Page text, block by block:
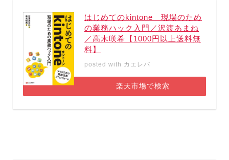
はじめてのkintone 現場のため
の業務ハック入門／沢渡あまね
／高木咲希【1000円以上送料無
料】
posted with カエレバ
楽天市場で検索